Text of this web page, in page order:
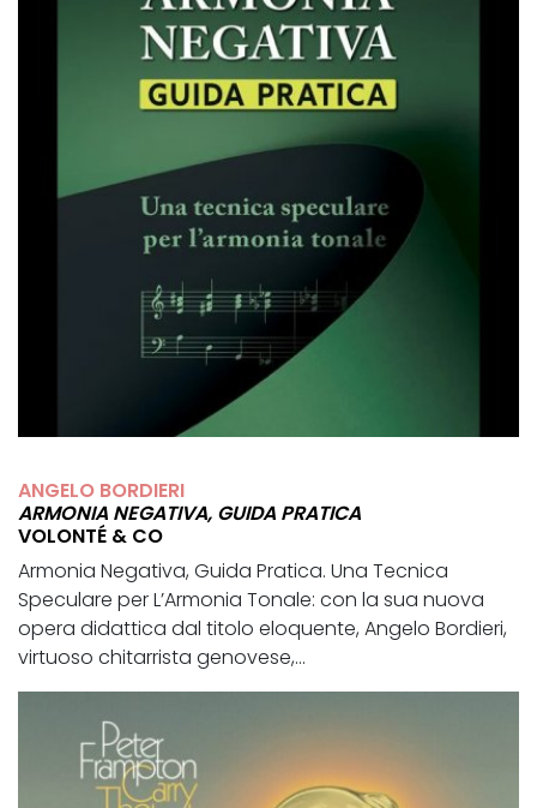
ANGELO BORDIERI
ARMONIA NEGATIVA, GUIDA PRATICA
VOLONTÉ & CO
Armonia Negativa, Guida Pratica. Una Tecnica
Speculare per L’Armonia Tonale: con la sua nuova
opera didattica dal titolo eloquente, Angelo Bordieri,
virtuoso chitarrista genovese,...